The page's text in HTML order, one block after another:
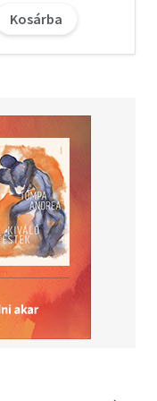
TikTok was
censorship and
information, a
access to
and accounts from
Screen on the
between two
the story of how
valuable - and
A story
shaping what
author of
That Will Change
Kosárba